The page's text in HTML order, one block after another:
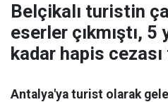
Belçikalı turistin
eserler çıkmıştı, 5
kadar hapis
Antalya'ya turist olarak